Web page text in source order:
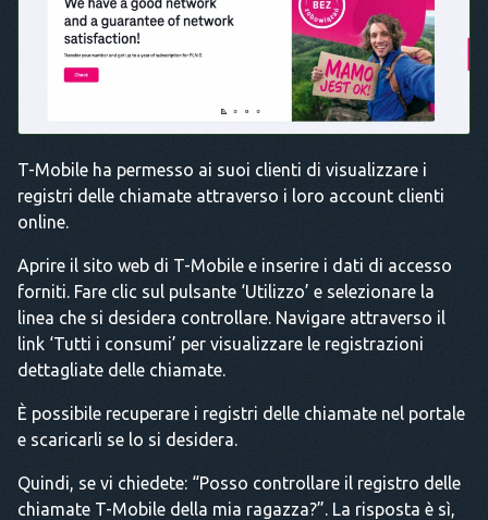
T-Mobile ha permesso ai suoi clienti di visualizzare i
registri delle chiamate attraverso i loro account clienti
online.
Aprire il sito web di T-Mobile e inserire i dati di accesso
forniti. Fare clic sul pulsante ‘Utilizzo’ e selezionare la
linea che si desidera controllare. Navigare attraverso il
link ‘Tutti i consumi’ per visualizzare le registrazioni
dettagliate delle chiamate.
È possibile recuperare i registri delle chiamate nel portale
e scaricarli se lo si desidera.
Quindi, se vi chiedete: “Posso controllare il registro delle
chiamate T-Mobile della mia ragazza?”. La risposta è sì,